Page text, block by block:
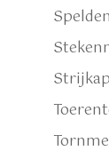
Spelden